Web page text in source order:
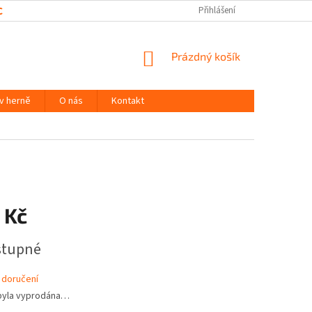
OSOBNÍCH ÚDAJŮ Přihlášení
NÁKUPNÍ
Prázdný košík
herně O nás
Kontakt
vyprodána…